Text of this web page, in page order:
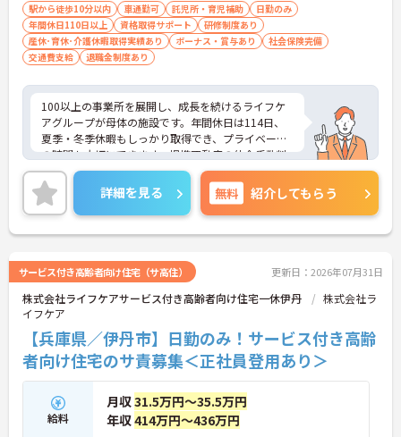
駅から徒歩10分以内 車通勤可 託児所・育児補助
日勤のみ
年間休日110日以上
資格取得サポート
研修制度あり
産休･育休･介護休暇取得実績あり
ボーナス・賞与あり
社会保険完備
交通費支給
退職金制度あり
100以上の事業所を展開し、成長を続けるライフケ
アグループが母体の施設です。年間休日は114日、
夏季・冬季休暇もしっかり取得でき、プライベート
の時間も大切にできます。提携不動産の仲介手数料
無料や企業主導型保育園の社員割引、鍼灸整骨院の
無料診療など、同法人ならではのユニークな福利厚
生も魅力です。「仕事を楽しむ」をモットーに、ア
ットホームでゆったりとした雰囲気のなか、あなた
の意見やアイデアを活かせます。資格取得支援やキ
にしながら安定した組織で長くキャリアを築きたい
方、向上心を持って積極的に業務に取り組める方か
らのご応募をお待ちしております。 ご興味のある方
は詳細等をお伝えしますので、お気軽にお問い合わ
せください。
詳細を見る 無料 紹介してもらう
サービス付き高齢者向け住宅（サ高住） 更新日：2026年07月31日
株式会社ライフケアサービス付き高齢者向け住宅一休伊丹
株式会社ラ
イフケア
【兵庫県／伊丹市】日勤のみ！サービス付き高齢
者向け住宅のサ責募集＜正社員登用あり＞
給料
月収31.5万円～35.5万円
年収414万円～436万円